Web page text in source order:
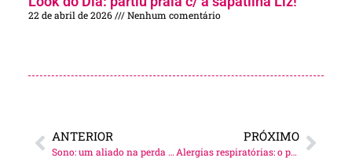
22 de abril de 2026 Nenhum comentário
ANTERIOR
Sono: um aliado na perda de peso!
PRÓXIMO
Alergias respiratórias: o perigo, muitas vezes, dorme com você!